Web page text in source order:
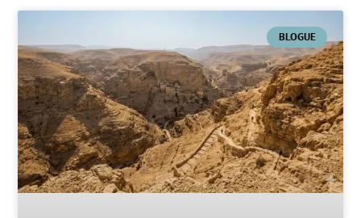
BLOGUE